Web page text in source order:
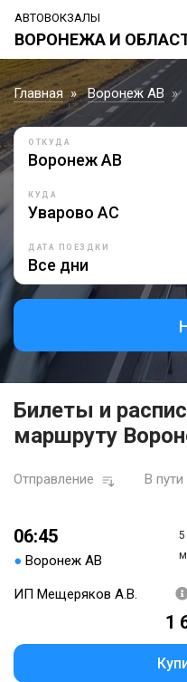
АВТОВОКЗАЛЫ
ВОРОНЕЖА И
Главная Воронеж АВ
ОТКУДА
КУДА
ДАТА ПОЕЗДКИ
Билеты и
маршруту
Отправление В пути
06:45
● Воронеж АВ
5
ИП Мещеряков А.В.
1